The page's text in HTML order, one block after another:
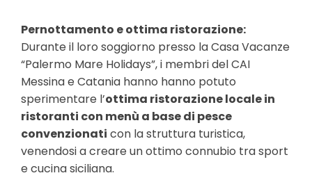
Pernottamento e ottima ristorazione:
Durante il loro soggiorno presso la Casa Vacanze
“Palermo Mare Holidays”, i membri del CAI
Messina e Catania hanno hanno potuto
sperimentare l’ottima ristorazione locale in
ristoranti con menù a base di pesce
convenzionati con la struttura turistica,
venendosi a creare un ottimo connubio tra sport
e cucina siciliana.